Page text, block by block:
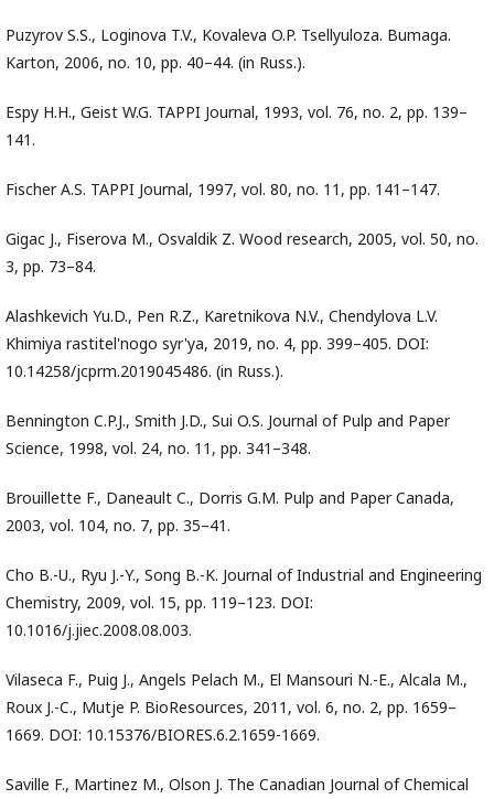
Puzyrov S.S., Loginova T.V., Kovaleva O.P. Tsellyuloza. Bumaga.
Karton, 2006, no. 10, pp. 40–44. (in Russ.).
Espy H.H., Geist W.G. TAPPI Journal, 1993, vol. 76, no. 2, pp. 139–
141.
Fischer A.S. TAPPI Journal, 1997, vol. 80, no. 11, pp. 141–147.
Gigac J., Fiserova M., Osvaldik Z. Wood research, 2005, vol. 50, no.
3, pp. 73–84.
Alashkevich Yu.D., Pen R.Z., Karetnikova N.V., Chendylova L.V.
Khimiya rastitel'nogo syr'ya, 2019, no. 4, pp. 399–405. DOI:
10.14258/jcprm.2019045486. (in Russ.).
Bennington C.P.J., Smith J.D., Sui O.S. Journal of Pulp and Paper
Science, 1998, vol. 24, no. 11, pp. 341–348.
Brouillette F., Daneault C., Dorris G.M. Pulp and Paper Canada,
2003, vol. 104, no. 7, pp. 35–41.
Cho B.-U., Ryu J.-Y., Song B.-K. Journal of Industrial and Engineering
Chemistry, 2009, vol. 15, pp. 119–123. DOI:
10.1016/j.jiec.2008.08.003.
Vilaseca F., Puig J., Angels Pelach M., El Mansouri N.-E., Alcala M.,
Roux J.-C., Mutje P. BioResources, 2011, vol. 6, no. 2, pp. 1659–
1669. DOI: 10.15376/BIORES.6.2.1659-1669.
Saville F., Martinez M., Olson J. The Canadian Journal of Chemical